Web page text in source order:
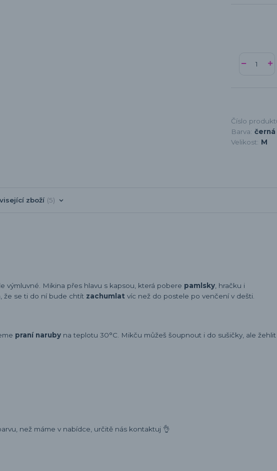
Číslo
Barva: černá
Velikost: M
zboží 5
výmluvné. Mikina přes hlavu s kapsou, která pobere pamlsky , hračku i
že se ti do ní bude chtít zachumlat víc než do postele po venčení v dešti.
praní naruby na teplotu 30°C. Mikču můžeš šoupnout i do sušičky, ale žehlit
než máme v nabídce, určitě nás kontaktuj 👌